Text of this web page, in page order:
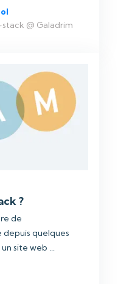
@ Galadrim
?
de
quelques
site web ...